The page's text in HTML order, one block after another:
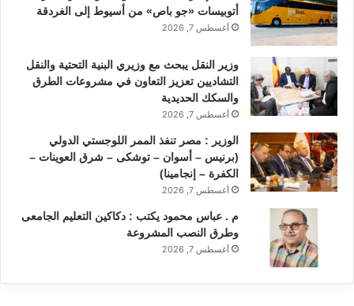
أتوبيسات «جو باص» من أسيوط إلى الغردقة
أغسطس 7, 2026
وزير النقل يبحث مع وزيري البنية التحتية والنقل
التشاديين تعزيز التعاون في مشروعات الطرق
والسكك الحديدية
أغسطس 7, 2026
الوزير : مصر تنفذ الممر اللوجستي الدولي
(برنيس – أسوان – توشكى – شرق العوينات –
الكفرة – إنجامينا)
أغسطس 7, 2026
م . عباس محمود يكتب : دكاكين التعليم الجامعى
وطرق النصب المشروعة
أغسطس 7, 2026